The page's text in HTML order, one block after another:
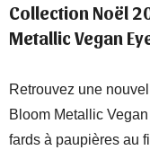
Collection Noël
Metallic Vegan
Retrouvez une
Bloom Metallic
fards à paupières au